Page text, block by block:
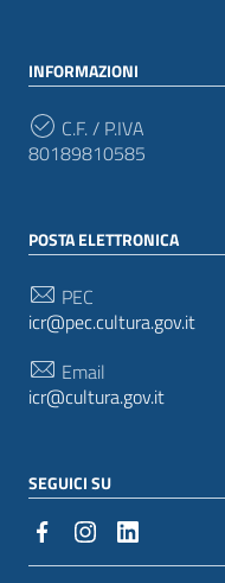
INFORMAZIONI
C.F. / P.IVA
80189810585
POSTA ELETTRONICA
PEC
icr@pec.cultura.gov.it
Email
icr@cultura.gov.it
SEGUICI SU